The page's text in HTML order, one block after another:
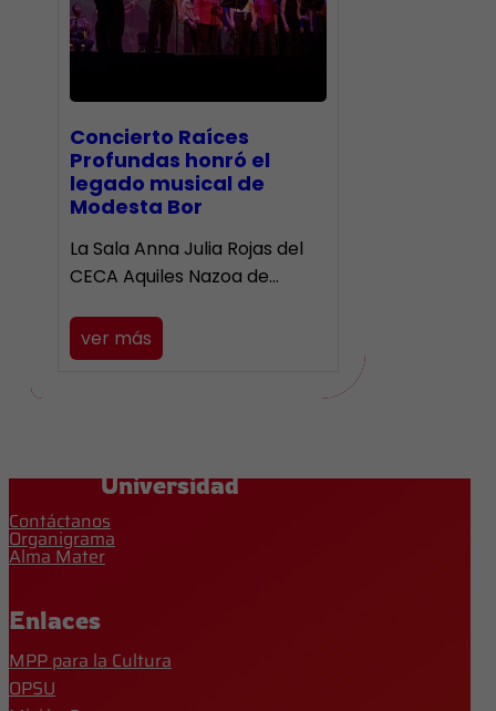
​Concierto Raíces
Profundas honró el
legado musical de
Modesta Bor
La Sala Anna Julia Rojas del
CECA Aquiles Nazoa de…
ver más
Universidad
Contáctanos
Organigrama
Alma Mater
Enlaces
MPP para la Cultura
OPSU